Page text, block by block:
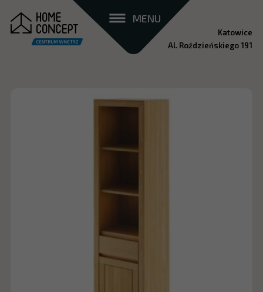
MENU
Katowice
Al. Roździeńskiego 191